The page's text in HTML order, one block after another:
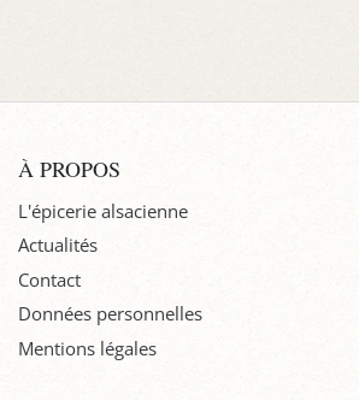
À PROPOS
L'épicerie alsacienne
Actualités
Contact
Données personnelles
Mentions légales